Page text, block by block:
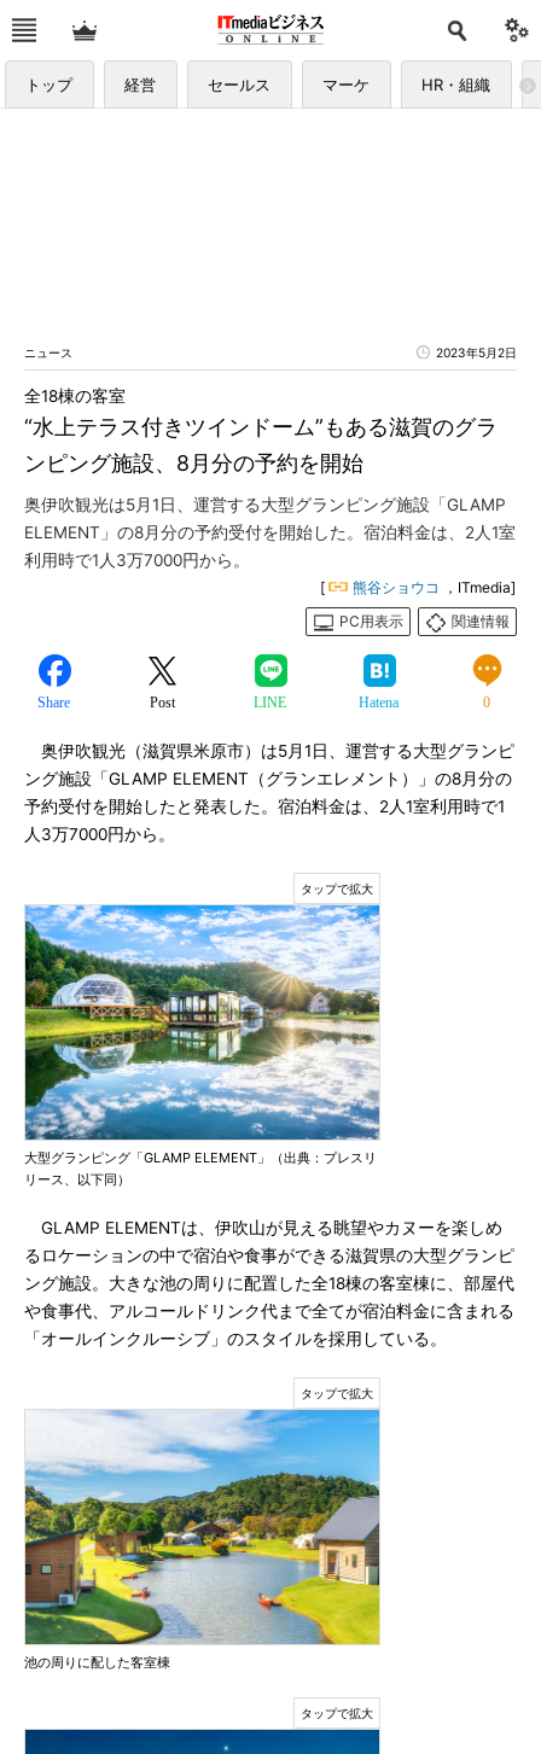
トップ 経営 セールス マーケ HR・組織
ニュース 2023年5月2日
“水上テラス付きツインドーム”もある滋賀のグラ
ンピング施設、8月分の予約を開始
全18棟の客室
奥伊吹観光は5月1日、運営する大型グランピング施設「GLAMP
ELEMENT」の8月分の予約受付を開始した。宿泊料金は、2人1室
利用時で1人3万7000円から。
[ 熊谷ショウコ
，ITmedia]
PC用表示
関連情報
Share Post LINE Hatena 0
奥伊吹観光（滋賀県米原市）は5月1日、運営する大型グランピ
ング施設「GLAMP ELEMENT（グランエレメント）」の8月分の
予約受付を開始したと発表した。宿泊料金は、2人1室利用時で1
人3万7000円から。
大型グランピング「GLAMP ELEMENT」（出典：プレスリ
リース、以下同）
GLAMP ELEMENTは、伊吹山が見える眺望やカヌーを楽しめ
るロケーションの中で宿泊や食事ができる滋賀県の大型グランピ
ング施設。大きな池の周りに配置した全18棟の客室棟に、部屋代
や食事代、アルコールドリンク代まで全てが宿泊料金に含まれる
「オールインクルーシブ」のスタイルを採用している。
池の周りに配した客室棟